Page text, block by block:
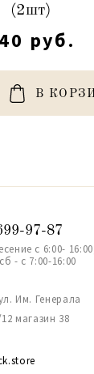
(2шт)
руб.
В
97-87
с 6:00-
- с 7:00-16:00
Им. Генерала
магазин 38